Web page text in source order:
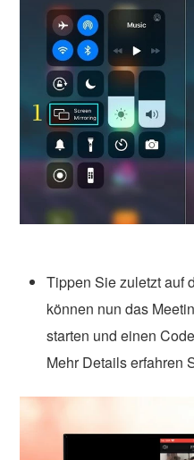
Tippen Sie zuletzt auf
können nun das
starten und einen
Mehr Details erfahren